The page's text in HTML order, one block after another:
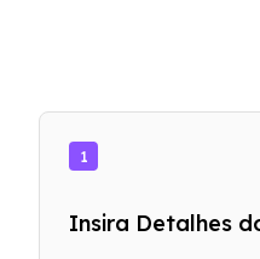
1
Insira Detalhes